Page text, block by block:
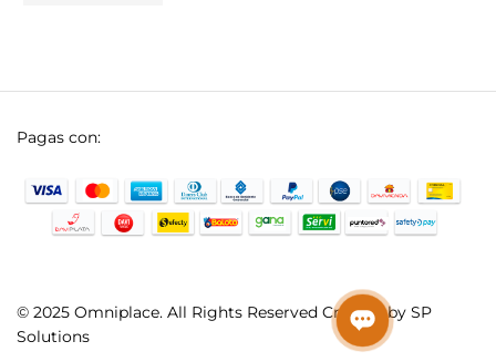
© 2025 Omniplace. All Rights Reserved Created by SP
Solutions
Pagas con: